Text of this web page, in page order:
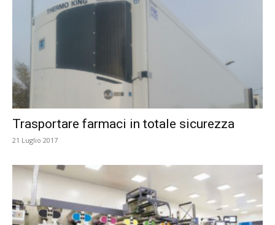
Trasportare farmaci in totale sicurezza
21 Luglio 2017